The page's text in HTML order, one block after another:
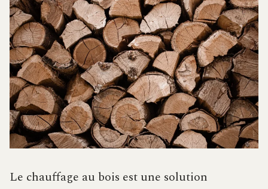
Le chauffage au bois est une solution